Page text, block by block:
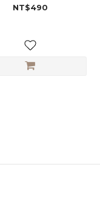
NT$490